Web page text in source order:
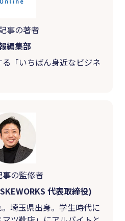
事の著者
編集部
「いちばん身近なビジネ
事の監修者
代表取締役)
埼玉県出身。学生時代に